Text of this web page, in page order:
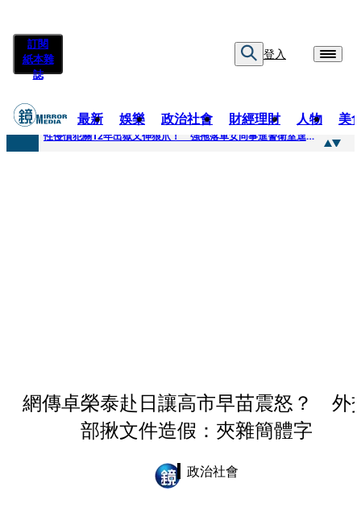
訂閱
紙本雜
誌
登入
最新 娛樂 政治社會 財經理財 人物 美
快訊
性侵慣犯關12年出獄又伸狼爪！ 強拖落單女同事進警衛室逞獸欲
網傳卓榮泰赴日讓高市早苗震怒？ 外
部揪文件造假：夾雜簡體字
政治社會